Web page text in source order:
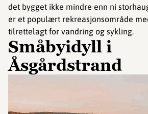
det bygget ikke mindre enn ni
er et populært rekreasjonsområde
tilrettelagt for vandring og sykling.
Småbyidyll i
Åsgårdstrand